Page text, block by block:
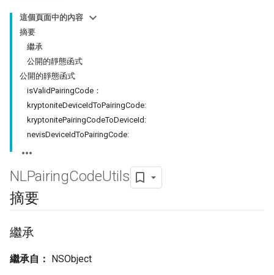
這個頁面中的內容
摘要
繼承
公開的靜態函式
公開的靜態函式
isValidPairingCode：
kryptoniteDeviceIdToPairingCode:
kryptonitePairingCodeToDeviceId:
nevisDeviceIdToPairingCode:
NLPairingCodeUtils
摘要
繼承
繼承自： NSObject